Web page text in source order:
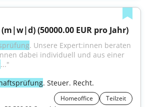
(50000.00 EUR pro Jahr)
. Unsere Expert:innen beraten
dabei individuell und aus einer
..."
. Steuer. Recht.
Homeoffice
Teilzeit